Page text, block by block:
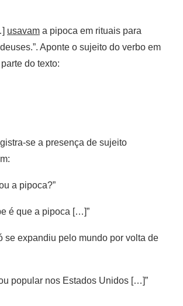
usavam a pipoca em rituais para
Aponte o sujeito do verbo em
do texto:
se a presença de sujeito
a pipoca?”
é que a pipoca […]”
se expandiu pelo mundo por volta de
popular nos Estados Unidos […]”